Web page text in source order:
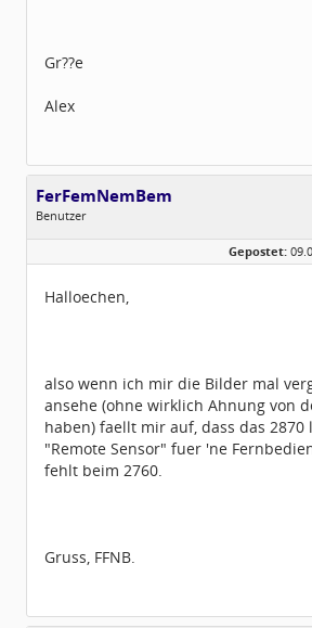
Gr??e
Alex
FerFemNemBem
Benutzer
Geschlecht:
keine Angabe
Dabei seit:
09 / 2009
Gepostet:
Halloechen,
also wenn ich mir die Bilder mal
ansehe (ohne wirklich Ahnung von
haben) faellt mir auf, dass das 2870
"Remote Sensor" fuer 'ne
fehlt beim 2760.
Gruss, FFNB.